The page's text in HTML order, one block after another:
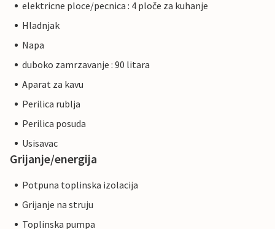
elektricne ploce/pecnica : 4 ploče za kuhanje
Hladnjak
Napa
duboko zamrzavanje : 90 litara
Aparat za kavu
Perilica rublja
Perilica posuda
Usisavac
Grijanje/energija
Potpuna toplinska izolacija
Grijanje na struju
Toplinska pumpa